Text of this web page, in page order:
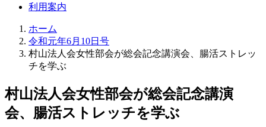
利用案内
ホーム
令和元年6月10日号
村山法人会女性部会が総会記念講演会、腸活ストレッ
チを学ぶ
村山法人会女性部会が総会記念講演
会、腸活ストレッチを学ぶ